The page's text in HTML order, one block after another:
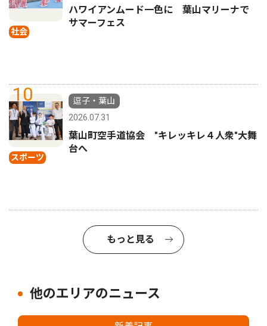
社会
ハワイアンムード一色に 葉山マリーナで
サマーフェス
10
スポーツ
逗子・葉山
2026.07.31
葉山町空手道協会 "キレッキレ４人衆"大舞
台へ
もっと見る
他のエリアのニュース